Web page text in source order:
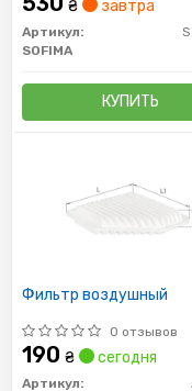
₴ завтра
Артикул:
SOFIMA
КУПИТЬ
Фильтр воздушный
0 отзывов
190 ₴ сегодня
Артикул: